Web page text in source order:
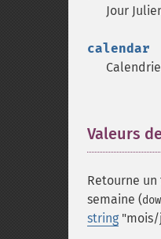
Jour
calendar
Valeurs
Retourne
semaine (dow
string